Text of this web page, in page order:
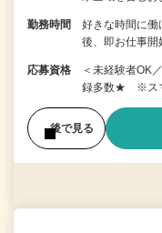
勤務時間
好きな時間に
後、即お仕事
応募資格
＜未経験者OK
録多数★ ※スマ
後で見る